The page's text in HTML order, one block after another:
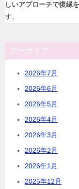
しいアプローチで復縁
す。
アーカイブ
2026年7月
2026年6月
2026年5月
2026年4月
2026年3月
2026年2月
2026年1月
2025年12月